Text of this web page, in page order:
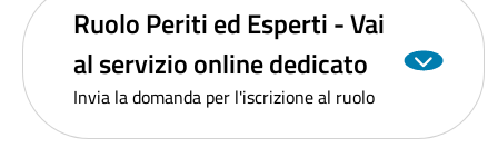
Ruolo Periti ed Esperti - Vai
al servizio online dedicato
Invia la domanda per l'iscrizione al ruolo